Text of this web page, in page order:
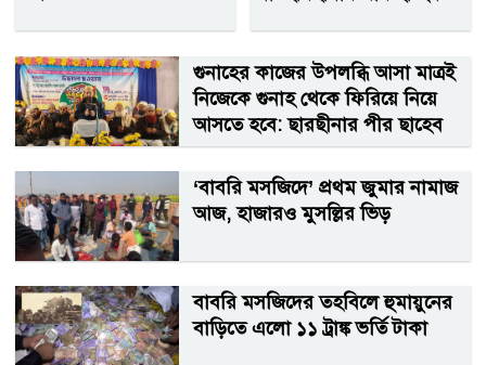
গুনাহের কাজের উপলব্ধি আসা মাত্রই
নিজেকে গুনাহ থেকে ফিরিয়ে নিয়ে
আসতে হবে: ছারছীনার পীর ছাহেব
‘বাবরি মসজিদে’ প্রথম জুমার নামাজ
আজ, হাজারও মুসল্লির ভিড়
বাবরি মসজিদের তহবিলে হুমায়ুনের
বাড়িতে এলো ১১ ট্রাঙ্ক ভর্তি টাকা